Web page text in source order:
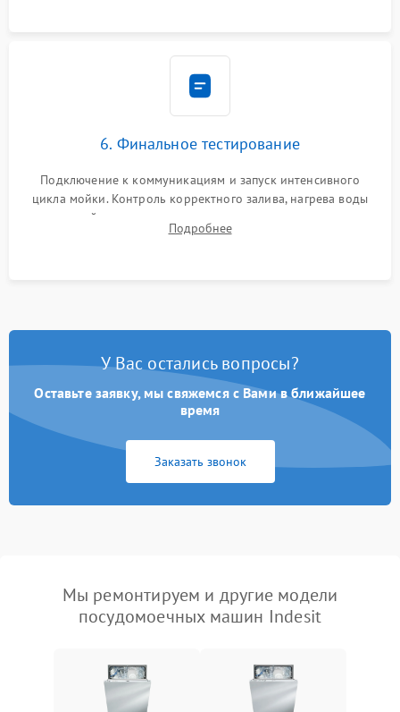
6. Финальное тестирование
Подключение к коммуникациям и запуск интенсивного
цикла мойки. Контроль корректного залива, нагрева воды
до нужной температуры, отсутствия посторонних шумов,
штатного слива и абсолютной сухости в поддоне.
Подробнее
У Вас остались вопросы?
Оставьте заявку, мы свяжемся с Вами в ближайшее
время
Заказать звонок
Мы ремонтируем и другие модели
посудомоечных машин Indesit